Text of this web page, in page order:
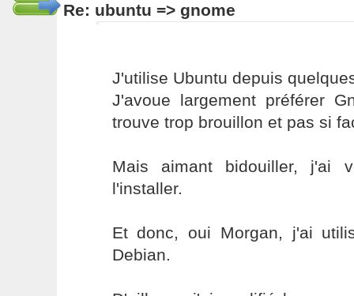
Re: ubuntu => gnome
J'utilise Ubuntu depuis
J'avoue largement préférer
trouve trop brouillon et pas si
Mais aimant bidouiller, j'ai
l'installer.
Et donc, oui Morgan, j'ai
Debian.